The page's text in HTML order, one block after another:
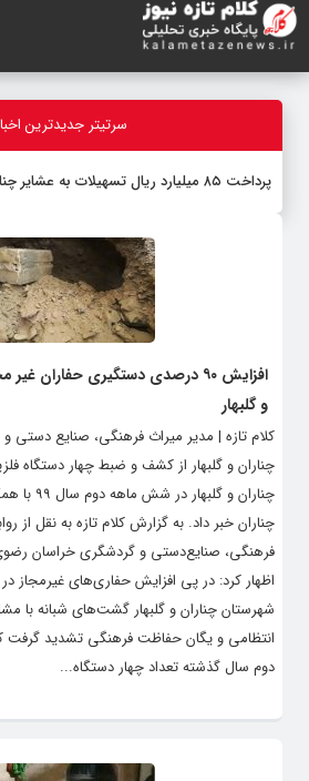
سرتیتر جدیدترین
پرداخت ۸۵ میلیارد ریال تسهیلات به عشایر چناران
افزایش ۹۰ درصدی دستگیری حفاران
و گلبهار
کلام تازه | مدیر میراث فرهنگی، صنایع دستی
چناران و گلبهار از کشف و ضبط چهار دستگاه
چناران و
چناران خبر داد. به گزارش کلام تازه به نقل از
فرهنگی، صنایع‌دستی و گردشگری خراسان
اظهار کرد: در پی افزایش حفاری‌های غیرمجاز
شهرستان چناران و گلبهار گشت‌های شبانه با
انتظامی و یگان حفاظت فرهنگی تشدید
دوم سال گذشته تعداد چهار دستگاه...